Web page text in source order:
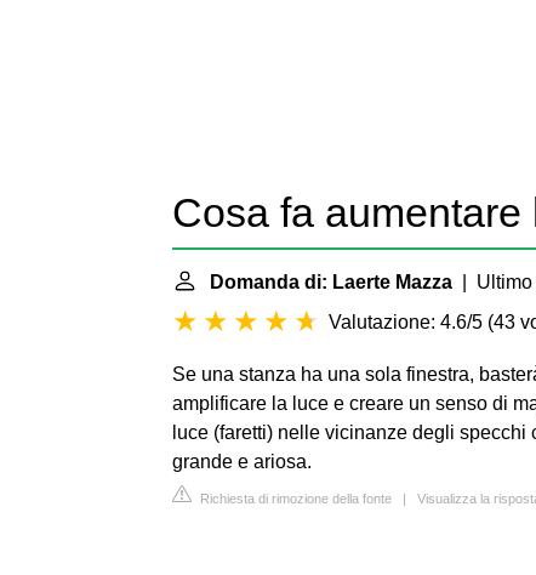
Cosa fa aumentare
Domanda di: Laerte Mazza | Ultimo
Valutazione: 4.6/5 (43
Se una stanza ha una sola finestra,
amplificare la luce e creare un senso di
luce (faretti) nelle vicinanze degli
grande e ariosa.
Richiesta di rimozione della fonte | Visualizza la